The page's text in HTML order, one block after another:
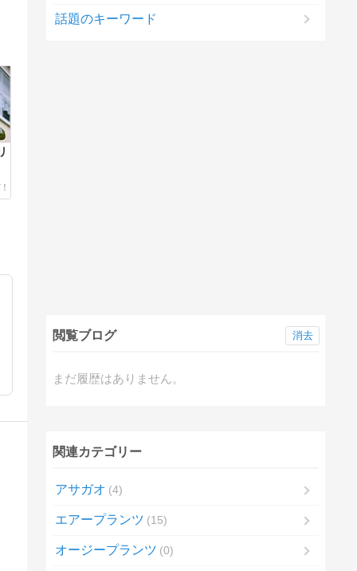
話題のキーワード
閲覧ブログ
まだ履歴はありません。
消去
関連カテゴリー
アサガオ 4
エアープランツ 15
オージープランツ 0